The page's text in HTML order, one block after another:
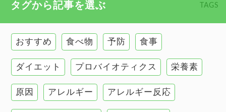
慢性疲労
甲状腺
肌
肝臓の健康
タグから記事を選ぶ TAGS
おすすめ 食べ物 予防 食事
ダイエット プロバイオティクス 栄養素
原因 アレルギー アレルギー反応